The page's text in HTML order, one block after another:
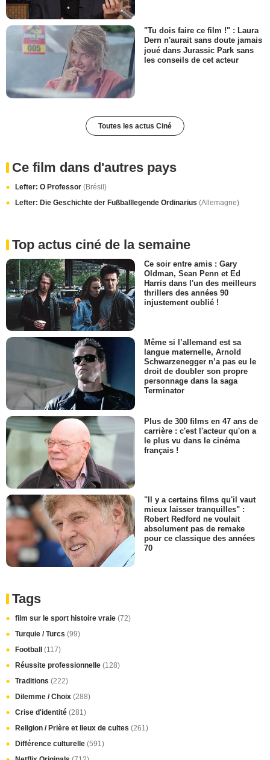
"Tu dois faire ce film !" : Laura
Dern n'aurait sans doute jamais
joué dans Jurassic Park sans
les conseils de cet acteur
Toutes les actus Ciné
Ce film dans d'autres pays
Lefter: O Professor (Brésil)
Lefter: Die Geschichte der Fußballlegende Ordinarius (Allemagne)
Top actus ciné de la semaine
Ce soir entre amis : Gary
Oldman, Sean Penn et Ed
Harris dans l'un des meilleurs
thrillers des années 90
injustement oublié !
Même si l’allemand est sa
langue maternelle, Arnold
Schwarzenegger n’a pas eu le
droit de doubler son propre
personnage dans la saga
Terminator
Plus de 300 films en 47 ans de
carrière : c'est l'acteur qu'on a
le plus vu dans le cinéma
français !
"Il y a certains films qu'il vaut
mieux laisser tranquilles" :
Robert Redford ne voulait
absolument pas de remake
pour ce classique des années
70
Tags
film sur le sport histoire vraie (72)
Turquie / Turcs (99)
Football (117)
Réussite professionnelle (128)
Traditions (222)
Dilemme / Choix (288)
Crise d'identité (281)
Religion / Prière et lieux de cultes (261)
Différence culturelle (591)